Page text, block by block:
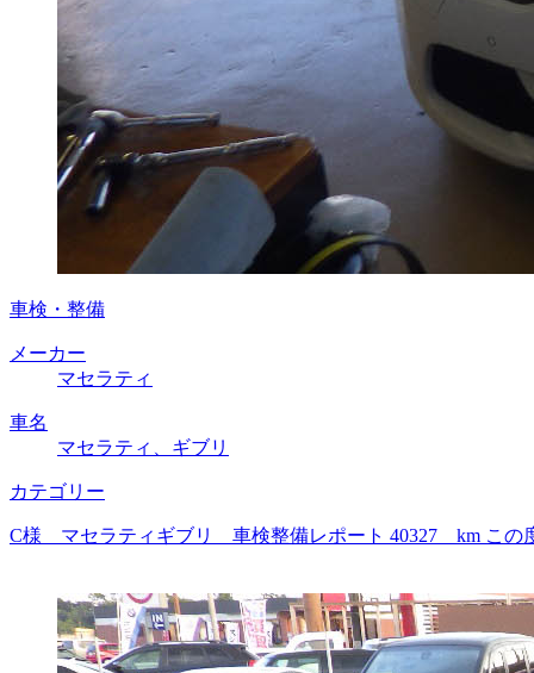
車検・整備
メーカー
マセラティ
車名
マセラティ、ギブリ
カテゴリー
C様 マセラティギブリ 車検整備レポート 40327 km この